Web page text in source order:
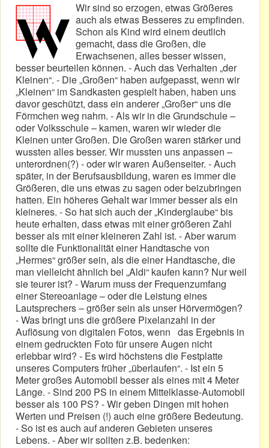
Wir sind so erzogen, etwas Größeres
auch als etwas Besseres zu empfinden.
Schon als Kind wird einem deutlich
gemacht, dass die Großen, die
Erwachsenen, alles besser wissen,
besser beurteilen können. - Auch das Verhalten „der
Kleinen“. - Die „Großen“ haben aufgepasst, wenn wir
„Kleinen“ im Sandkasten gespielt haben, haben uns
davor geschützt, dass ein anderer „Großer“ uns die
Förmchen weg nahm. - Als wir in die Grundschule –
oder Volksschule – kamen, waren wir wieder die
Kleinen unter Großen. Die Großen waren stärker und
wussten alles besser. Wir mussten uns anpassen –
unterordnen(?) - oder wir waren Außenseiter. - Auch
später, in der Berufsausbildung, waren es immer die
Größeren, die uns etwas zu sagen oder beizubringen
hatten. Ein höheres Gehalt war immer besser als ein
kleineres. - So hat sich auch der „Kinderglaube“ bis
heute erhalten, dass etwas mit einer größeren Zahl
besser als mit einer kleineren Zahl ist. - Aber warum
sollte die Funktionalität einer Handtasche von
„Hermes“ größer sein, als die einer Handtasche, die
man vielleicht ähnlich bei „Aldi“ kaufen kann? Nur weil
sie teurer ist? - Warum muss der Frequenzumfang
einer Stereoanlage – oder die Leistung eines
Lautsprechers – größer sein als unser Hörvermögen?
- Was bringt uns die größere Pixelanzahl in der
Auflösung von digitalen Fotos, wenn das Ergebnis in
einem gedruckten Foto für unsere Augen nicht
erlebbar wird? - Es wird höchstens die Festplatte
unseres Computers früher „überlaufen“. - Ist ein 5
Meter großes Automobil besser als eines mit 4 Meter
Länge. - Sind 200 PS in einem Mittelklasse-Automobil
besser als 100 PS? - Wir geben Dingen mit hohen
Werten und Preisen (!) auch eine größere Bedeutung.
- So ist es auch auf anderen Gebieten unseres
Lebens. - Aber wir sollten z.B. bedenken: